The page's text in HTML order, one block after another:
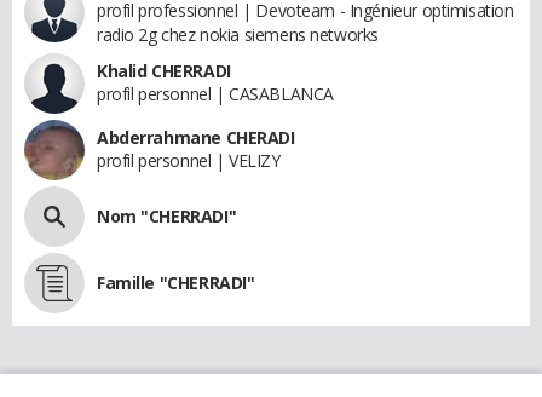
profil professionnel | Devoteam - Ingénieur optimisation
radio 2g chez nokia siemens networks
Khalid CHERRADI
profil personnel | CASABLANCA
Abderrahmane CHERADI
profil personnel | VELIZY
Nom "CHERRADI"
Famille "CHERRADI"